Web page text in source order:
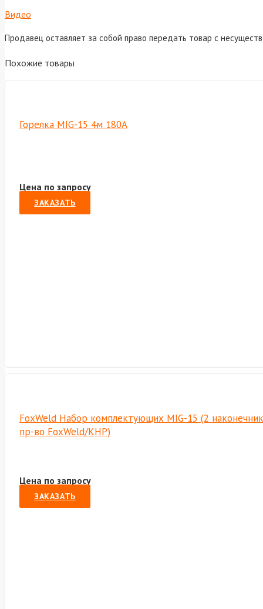
Видео
Продавец оставляет за собой право передать товар с
Похожие товары
Горелка MIG-15 4м 180A
Цена по запросу
ЗАКАЗАТЬ
FoxWeld Набор комплектующих MIG-15 (2
пр-во FoxWeld/КНР)
Цена по запросу
ЗАКАЗАТЬ